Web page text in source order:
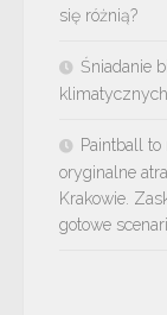
się różnią?
Śniadanie
Paintball to
oryginalne
Krakowie.
gotowe